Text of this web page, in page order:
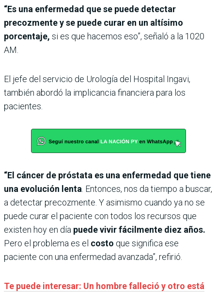
“Es una enfermedad que se puede detectar
precozmente y se puede curar en un altísimo
porcentaje, si es que hacemos eso”, señaló a la 1020
AM.
El jefe del servicio de Urología del Hospital Ingavi,
también abordó la implicancia financiera para los
pacientes.
“El cáncer de próstata es una enfermedad que tiene
una evolución lenta . Entonces, nos da tiempo a buscar,
a detectar precozmente. Y asimismo cuando ya no se
puede curar el paciente con todos los recursos que
existen hoy en día puede vivir fácilmente diez años.
Pero el problema es el costo que significa ese
paciente con una enfermedad avanzada”, refirió.
Te puede interesar: Un hombre falleció y otro está